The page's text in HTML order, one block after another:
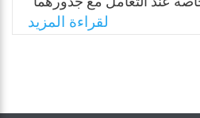
والبيئة الصفية مما
الحديثة في التعليم.
دون الرجوع إلى نظيرتها
في هذا المقال، حاول الكاتب
الاستفادة منها في مجال
لقراءة المزيد